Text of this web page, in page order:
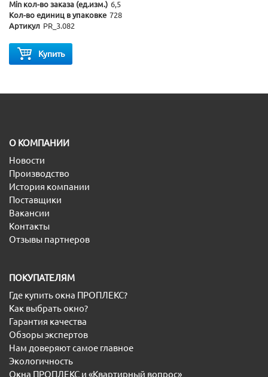
Min кол-во заказа (ед.изм.) 6,5
Кол-во единиц в упаковке 728
Артикул PR_3.082
Купить
O КОМПАНИИ
Новости
Производство
История компании
Поставщики
Вакансии
Контакты
Отзывы партнеров
ПОКУПАТЕЛЯМ
Где купить окна ПРОПЛЕКС?
Как выбрать окно?
Гарантия качества
Обзоры экспертов
Нам доверяют самое главное
Экологичность
Окна ПРОПЛЕКС и «Квартирный вопрос»